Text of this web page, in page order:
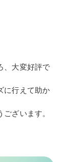
、大変好評で
に行えて助か
ざいます。